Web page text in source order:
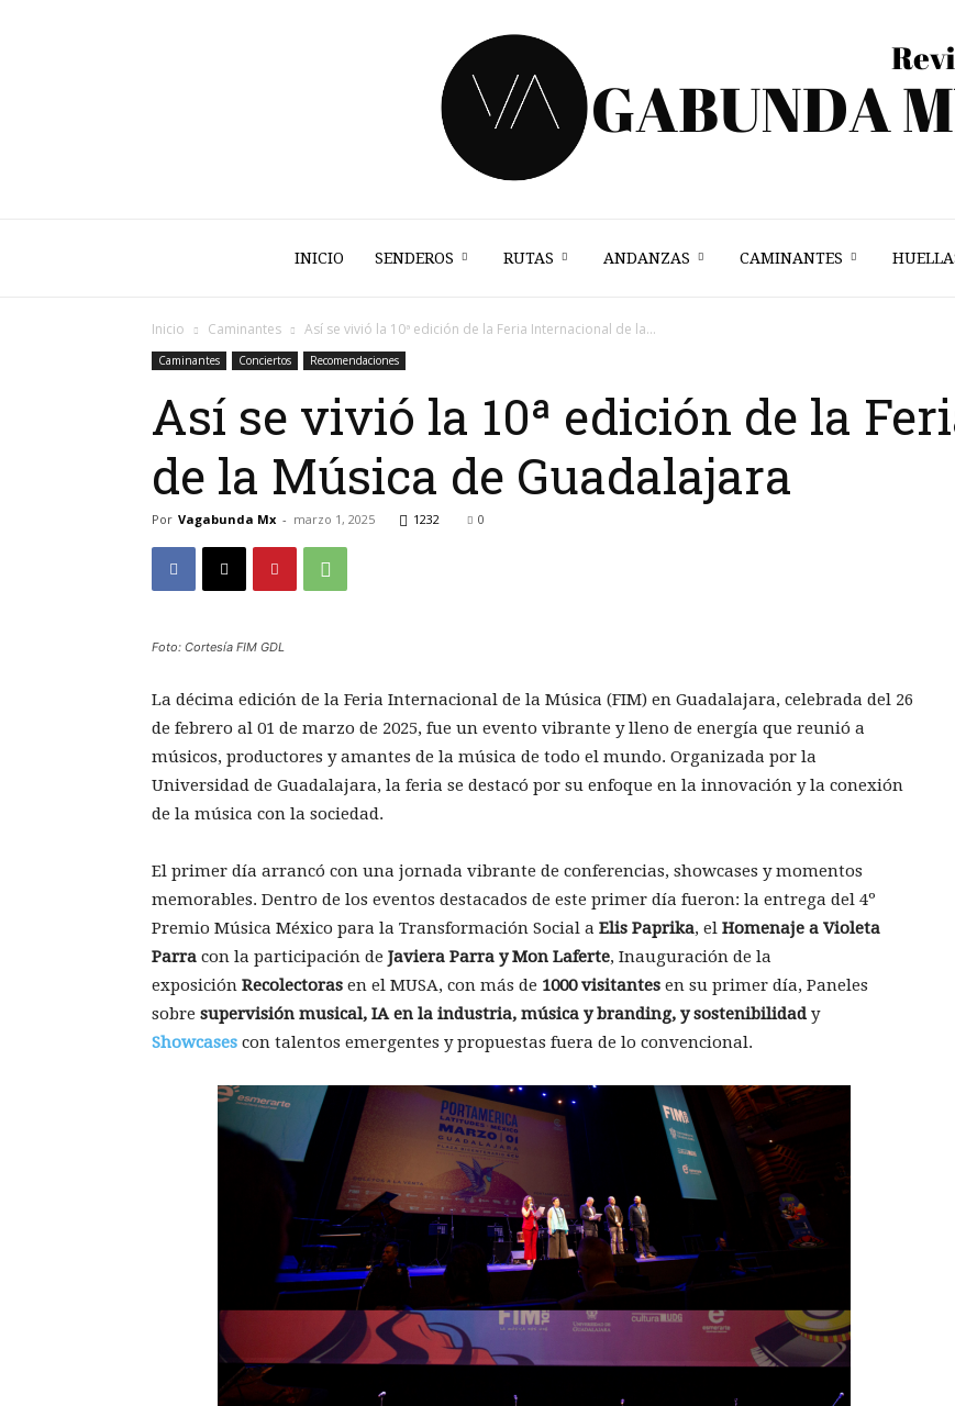
Vagabunda
INICIO SENDEROS RUTAS ANDANZAS CAMINANTES
Inicio Caminantes Así se vivió la 10ª edición de la Feria Internacional de la...
Caminantes Conciertos Recomendaciones
Así se vivió la 10ª edición de la
de la Música de Guadalajara
Por Vagabunda Mx - marzo 1, 2025 1232 0
Foto: Cortesía FIM GDL
La décima edición de la Feria Internacional de la Música (FIM) en Guadalajara, celebrada del 26
de febrero al 01 de marzo de 2025, fue un evento vibrante y lleno de energía que reunió a
músicos, productores y amantes de la música de todo el mundo. Organizada por la
Universidad de Guadalajara, la feria se destacó por su enfoque en la innovación y la conexión
de la música con la sociedad.
El primer día arrancó con una jornada vibrante de conferencias, showcases y momentos
memorables. Dentro de los eventos destacados de este primer día fueron: la entrega del 4º
Premio Música México para la Transformación Social a Elis Paprika, el Homenaje a Violeta
Parra con la participación de Javiera Parra y Mon Laferte, Inauguración de la
exposición Recolectoras en el MUSA, con más de 1000 visitantes en su primer día, Paneles
sobre supervisión musical, IA en la industria, música y branding, y sostenibilidad y
Showcases con talentos emergentes y propuestas fuera de lo convencional.